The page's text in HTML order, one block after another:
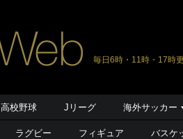
毎日6時・11時・17時
高校野球 Jリーグ 海外サッカー
ラグビー フィギュア バスケ